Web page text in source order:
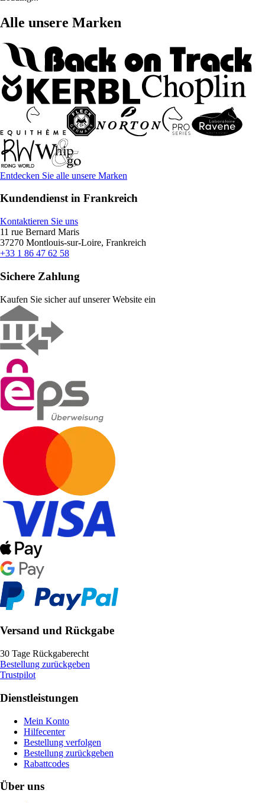
Alle unsere Marken
Entdecken Sie alle unsere Marken
Kundendienst in Frankreich
Kontaktieren Sie uns
11 rue Bernard Maris
37270 Montlouis-sur-Loire, Frankreich
+33 1 86 47 62 58
Sichere Zahlung
Kaufen Sie sicher auf unserer Website ein
Versand und Rückgabe
30 Tage Rückgaberecht
Bestellung zurückgeben
Trustpilot
Dienstleistungen
Mein Konto
Hilfecenter
Bestellung verfolgen
Bestellung zurückgeben
Rabattcodes
Über uns